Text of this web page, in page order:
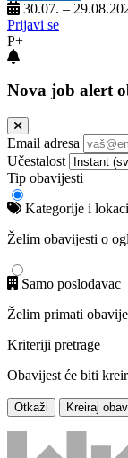
30.07. –
Prijavi se
P+
Nova job alert
Email adresa
Učestalost
Tip obavijesti
Kategorije i
Želim obavijesti o
Samo poslodavac
Želim primati
Kriteriji pretrage
Obavijest će biti
Otkaži Kreiraj